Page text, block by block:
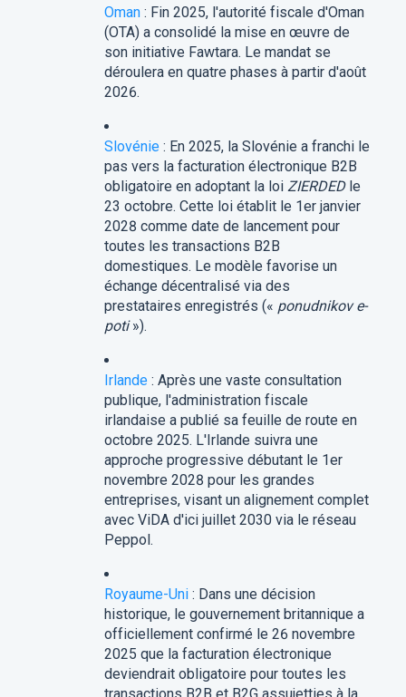
Oman: Fin 2025, l'autorité fiscale d'Oman
(OTA) a consolidé la mise en œuvre de
son initiative Fawtara. Le mandat se
déroulera en quatre phases à partir d'août
2026.
Slovénie: En 2025, la Slovénie a franchi le
pas vers la facturation électronique B2B
obligatoire en adoptant la loi ZIERDEDle
23 octobre. Cette loi établit le 1er janvier
2028 comme date de lancement pour
toutes les transactions B2B
domestiques. Le modèle favorise un
échange décentralisé via des
prestataires enregistrés (« ponudnikov e-
poti»).
Irlande: Après une vaste consultation
publique, l'administration fiscale
irlandaise a publié sa feuille de route en
octobre 2025. L'Irlande suivra une
approche progressive débutant le 1er
novembre 2028 pour les grandes
entreprises, visant un alignement complet
avec ViDA d'ici juillet 2030 via le réseau
Peppol.
Royaume-Uni: Dans une décision
historique, le gouvernement britannique a
officiellement confirmé le 26 novembre
2025 que la facturation électronique
deviendrait obligatoire pour toutes les